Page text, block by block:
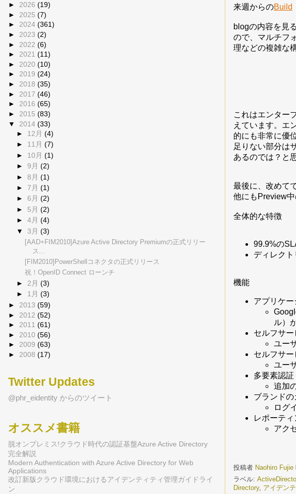
来週からのBuild
blogの内容を見
ので、マルチフ
理などの複雑な
これはエンター
えています。エ
的にも非常に優
足りない部分は
あるのでは？と
最後に、改めて
他にもPreview
全体的な特徴
99.9%の
ディレク
機能
アプリケ
ル）
セルフサー
ユー
セルフサ
ユー
多要素認証
追加
ブランド
ログ
レポーテ
アク
投稿者 Naohiro Fujie
ラベル:
Directory, アイデン
► 2026 (19)
► 2025 (7)
► 2024 (361)
► 2023 (2)
► 2022 (6)
► 2021 (11)
► 2020 (10)
► 2019 (24)
► 2018 (35)
► 2017 (46)
► 2016 (65)
► 2015 (83)
▼ 2014 (33)
► 12月(4)
► 11月(7)
► 10月(1)
►9月(2)
►8月(1)
►7月(1)
►6月(2)
► 5月(2)
►4月(4)
▼ 3月(3)
[AAD+FIM2010]Azure Active Directory Premiumの正式リリー
ス...
[FIM2010]PowerShellコネクタの正式リリース
祝！OpenID Connect ローンチ
► 2月(3)
► 1月(3)
► 2013 (59)
► 2012 (52)
► 2011 (61)
► 2010 (56)
► 2009 (63)
► 2008 (17)
Twitter Updates
@phr_eidentity からのツイート
オススメ書籍
脱オンプレミス!クラウド時代の認証基盤Azure Active Directory
完全解説
Modern Authentication with Azure Active Directory for Web
Applications
改訂新版クラウド環境におけるアイデンティティ管理ガイドライ
ン